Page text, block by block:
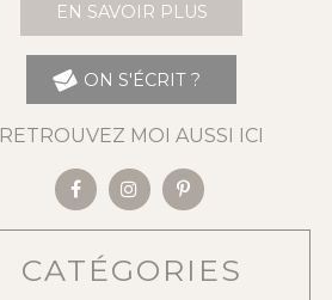
EN SAVOIR PLUS
ON S'ÉCRIT ?
RETROUVEZ MOI AUSSI ICI
CATÉGORIES